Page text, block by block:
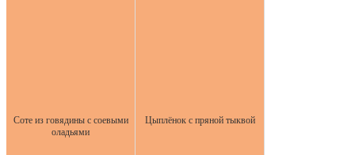
Соте из говядины с соевыми
оладьями
Цыплёнок с пряной тыквой